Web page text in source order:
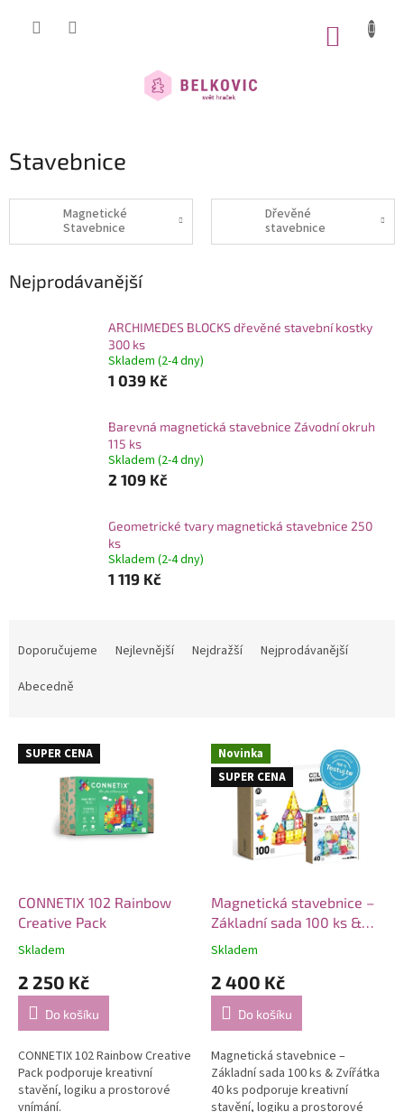
Stavebnice
Magnetické
Stavebnice
Dřevěné
stavebnice
Nejprodávanější
ARCHIMEDES BLOCKS dřevěné stavební kostky
300 ks
Skladem (2-4 dny)
1 039 Kč
Barevná magnetická stavebnice Závodní okruh
115 ks
Skladem (2-4 dny)
2 109 Kč
Geometrické tvary magnetická stavebnice 250
ks
Skladem (2-4 dny)
1 119 Kč
p
Doporučujeme Nejlevnější Nejdražší
Nejprodávanější
Abecedně
V SUPER CENA
CONNETIX 102 Rainbow
Creative Pack
Skladem
2 250 Kč
Do košíku
CONNETIX 102 Rainbow Creative
Pack podporuje kreativní
stavění, logiku a prostorové
vnímání.
Novinka
SUPER CENA
Magnetická stavebnice –
Základní sada 100 ks &
Zvířátka 40 ks
zvířecích motivů
Skladem
2 400 Kč
Do košíku
Magnetická stavebnice –
Základní sada 100 ks & Zvířátka
40 ks podporuje kreativní
stavění, logiku a prostorové